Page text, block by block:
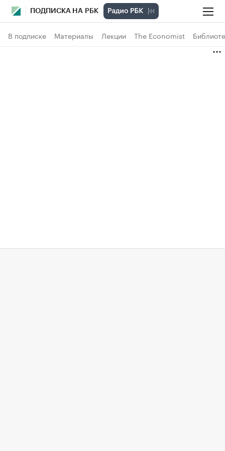
ПОДПИСКА НА РБК
В подписке Материалы Лекции The Economist